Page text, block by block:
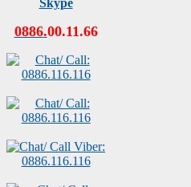
0886.00.11.66